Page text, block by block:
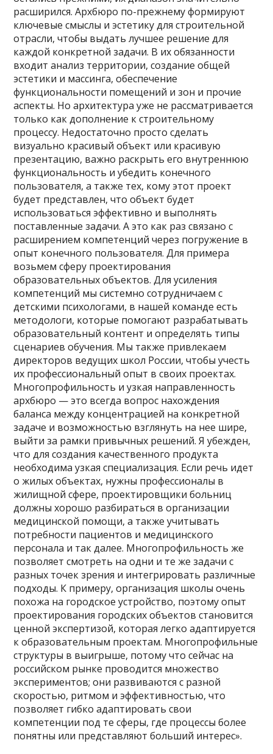
расширился. Архбюро по-прежнему формируют
ключевые смыслы и эстетику для строительной
отрасли, чтобы выдать лучшее решение для
каждой конкретной задачи. В их обязанности
входит анализ территории, создание общей
эстетики и массинга, обеспечение
функциональности помещений и зон и прочие
аспекты. Но архитектура уже не рассматривается
только как дополнение к строительному
процессу. Недостаточно просто сделать
визуально красивый объект или красивую
презентацию, важно раскрыть его внутреннюю
функциональность и убедить конечного
пользователя, а также тех, кому этот проект
будет представлен, что объект будет
использоваться эффективно и выполнять
поставленные задачи. А это как раз связано с
расширением компетенций через погружение в
опыт конечного пользователя. Для примера
возьмем сферу проектирования
образовательных объектов. Для усиления
компетенций мы системно сотрудничаем с
детскими психологами, в нашей команде есть
методологи, которые помогают разрабатывать
образовательный контент и определять типы
сценариев обучения. Мы также привлекаем
директоров ведущих школ России, чтобы учесть
их профессиональный опыт в своих проектах.
Многопрофильность и узкая направленность
архбюро — это всегда вопрос нахождения
баланса между концентрацией на конкретной
задаче и возможностью взглянуть на нее шире,
выйти за рамки привычных решений. Я убежден,
что для создания качественного продукта
необходима узкая специализация. Если речь идет
о жилых объектах, нужны профессионалы в
жилищной сфере, проектировщики больниц
должны хорошо разбираться в организации
медицинской помощи, а также учитывать
потребности пациентов и медицинского
персонала и так далее. Многопрофильность же
позволяет смотреть на одни и те же задачи с
разных точек зрения и интегрировать различные
подходы. К примеру, организация школы очень
похожа на городское устройство, поэтому опыт
проектирования городских объектов становится
ценной экспертизой, которая легко адаптируется
к образовательным проектам. Многопрофильные
структуры в выигрыше, потому что сейчас на
российском рынке проводится множество
экспериментов; они развиваются с разной
скоростью, ритмом и эффективностью, что
позволяет гибко адаптировать свои
компетенции под те сферы, где процессы более
понятны или представляют больший интерес».